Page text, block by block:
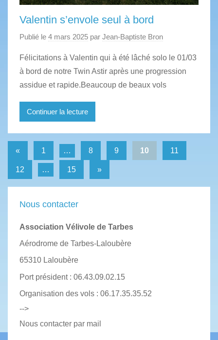
Valentin s’envole seul à bord
Publié le 4 mars 2025 par Jean-Baptiste Bron
Félicitations à Valentin qui à été lâché solo le 01/03
à bord de notre Twin Astir après une progression
assidue et rapide.Beaucoup de beaux vols
Continuer la lecture
Pagination
des
publications
« Publications
précédentes
1 … 8 9 10 11
12 … 15
Articles
»
Nous contacter
Association Vélivole de Tarbes
Aérodrome de Tarbes-Laloubère
65310 Laloubère
Port président : 06.43.09.02.15
Organisation des vols : 06.17.35.35.52
-->
Nous contacter par mail